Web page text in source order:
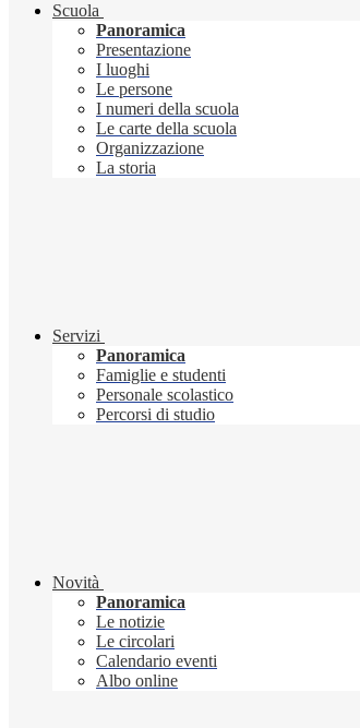
Scuola
Panoramica
Presentazione
I luoghi
Le persone
I numeri della scuola
Le carte della scuola
Organizzazione
La storia
Servizi
Panoramica
Famiglie e studenti
Personale scolastico
Percorsi di studio
Novità
Panoramica
Le notizie
Le circolari
Calendario eventi
Albo online